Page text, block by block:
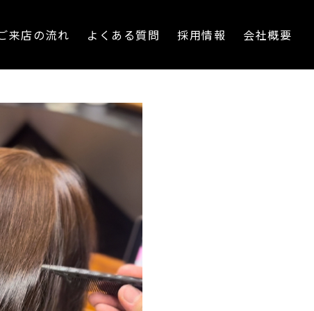
来店の流れ よくある質問 採用情報 会社概要